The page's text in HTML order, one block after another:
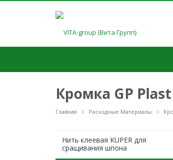
Кромка GP
Главная Расходные Материалы
Нить клеевая KUPER для
сращивания шпона